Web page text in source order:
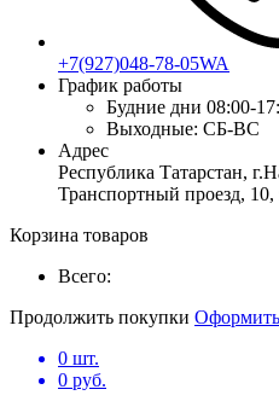
+7(927)048-78-05WA
График работы
Будние дни 08:00-
Выходные: СБ-ВС
Адрес
Республика Татарстан,
Транспортный проезд, 10,
Корзина товаров
Всего:
Продолжить покупки Оформить
0 шт.
0 руб.